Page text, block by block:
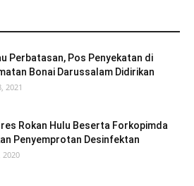
Perbatasan, Pos Penyekatan di
Bonai Darussalam Didirikan
2021
Rokan Hulu Beserta Forkopimda
Penyemprotan Desinfektan
2020